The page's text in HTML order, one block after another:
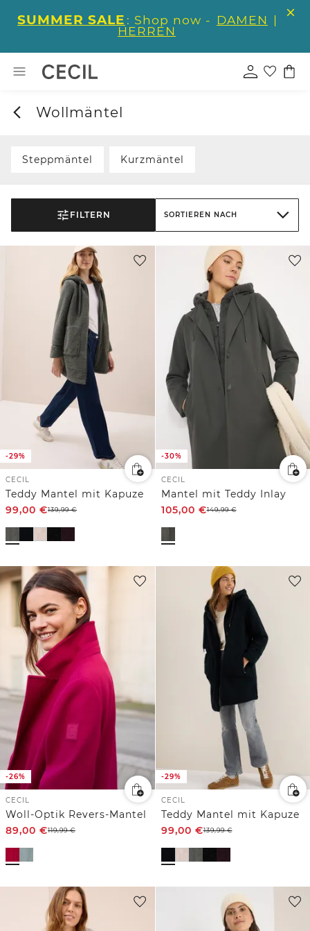
SUMMER SALE : Shop now - DAMEN |
HERREN
Wollmäntel
Steppmäntel Kurzmäntel
FILTERN SORTIEREN NACH
-29%
CECIL
Teddy Mantel mit Kapuze
99,00 €139,99€
-30%
CECIL
Mantel mit Teddy Inlay
105,00 €149,99€
-26%
CECIL
Woll-Optik Revers-Mantel
89,00 €119,99€
-29%
CECIL
Teddy Mantel mit Kapuze
99,00 €139,99€